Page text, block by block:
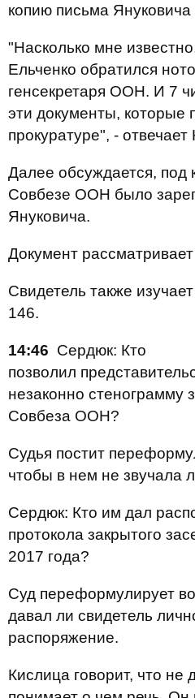
копию письма Януковича
"Насколько мне
Ельченко обратился
генсекретаря ООН. И 7
эти документы,
прокуратуре", - отвечает
Далее обсуждается, под
Совбезе ООН было
Януковича.
Документ рассматривает
Свидетель также
146.
14:46 Сердюк: Кто
позволил
незаконно стенограмму
Совбеза ООН?
Судья постит
чтобы в нем не звучала
Сердюк: Кто им дал
протокола закрытого
2017 года?
Суд переформулирует
давал ли свидетель
распоряжение.
Кислица говорит, что